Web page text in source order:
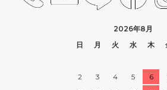
2026年8月
日
月 火 水 木
2
3 4 5 6